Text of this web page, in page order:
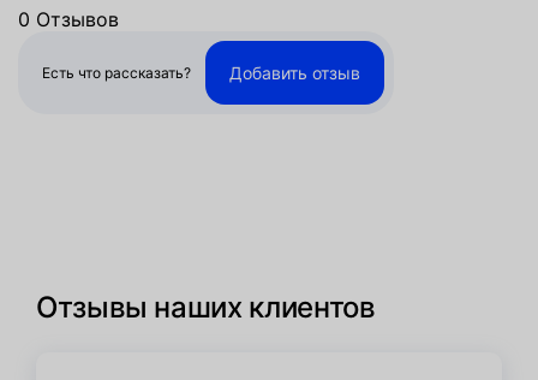
0 Отзывов
Есть что рассказать? Добавить отзыв
Отзывы наших клиентов